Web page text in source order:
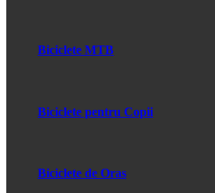
Biciclete MTB
Biciclete pentru Copii
Biciclete de Oras